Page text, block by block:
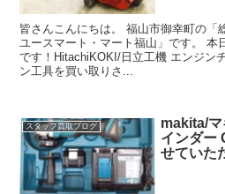
皆さんこんにちは。 福山市御幸町の
ユースマート・マート福山」です。 本
です！HitachiKOKI/日立工機 エンジン
ン工具を買い取りさ...
スタッフ買取ブログ
makita/マ
インダー
せていた